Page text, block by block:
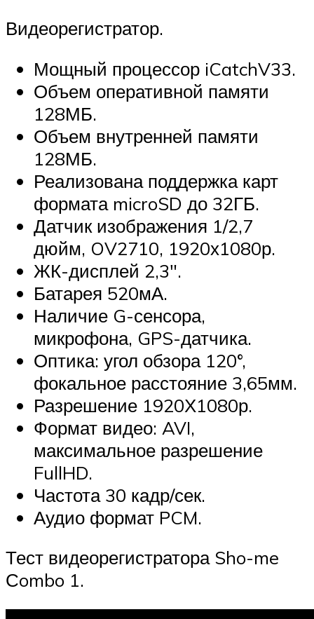
Видеорегистратор.
Мощный процессор iCatchV33.
Объем оперативной памяти
128МБ.
Объем внутренней памяти
128МБ.
Реализована поддержка карт
формата microSD до 32ГБ.
Датчик изображения 1/2,7
дюйм, OV2710, 1920х1080р.
ЖК-дисплей 2,3″.
Батарея 520мА.
Наличие G-сенсора,
микрофона, GPS-датчика.
Оптика: угол обзора 120°,
фокальное расстояние 3,65мм.
Разрешение 1920Х1080р.
Формат видео: AVI,
максимальное разрешение
FullHD.
Частота 30 кадр/сек.
Аудио формат PCM.
Тест видеорегистратора Sho-me
Сombo 1.